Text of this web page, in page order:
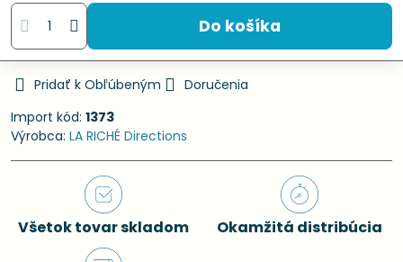
Do košíka
Pridať k Obľúbeným
Doručenia
Import kód: 1373
Výrobca: LA RICHÉ Directions
Všetok tovar skladom Okamžitá distribúcia